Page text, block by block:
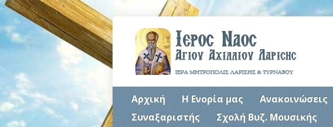
Αρχική Η Ενορία μας Ανακοινώσεις
Συναξαριστής
Σχολή Βυζ. Μουσικής